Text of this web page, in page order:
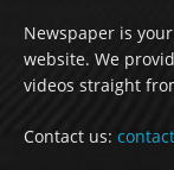
Newspaper is
website. We
videos straight
Contact us: